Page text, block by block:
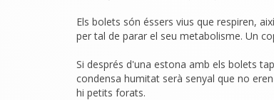
Els bolets són éssers vius que respiren,
per tal de parar el seu metabolisme. Un
Si després d'una estona amb els bolets
condensa humitat serà senyal que no
hi petits forats.